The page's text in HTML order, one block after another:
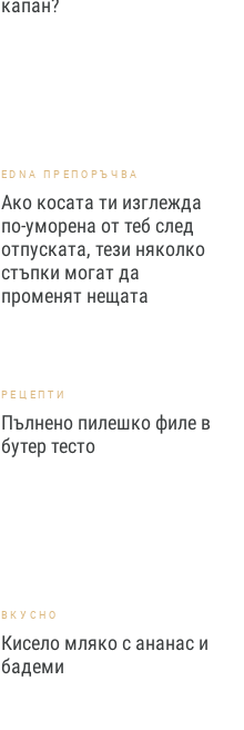
капан?
EDNA ПРЕПОРЪЧВА
Ако косата ти изглежда
по-уморена от теб след
отпуската, тези няколко
стъпки могат да
променят нещата
РЕЦЕПТИ
Пълнено пилешко филе в
бутер тесто
ВКУСНО
Кисело мляко с ананас и
бадеми